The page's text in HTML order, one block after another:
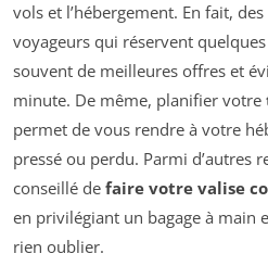
vols et l’hébergement. En fait,
voyageurs qui réservent
souvent de meilleures offres et
minute. De même, planifier votre
permet de vous rendre à votre
pressé ou perdu. Parmi d’autres
conseillé de faire votre valise
en privilégiant un bagage à main
rien oublier.